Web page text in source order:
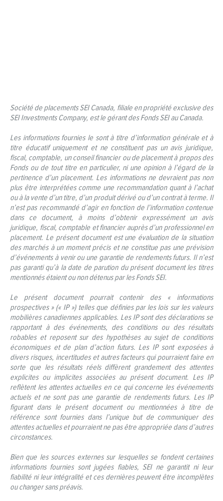
Société de placements SEI Canada, filiale en propriété exclusive des
SEI Investments Company, est le gérant des Fonds SEI au Canada.
Les informations fournies le sont à titre d’information générale et à
titre éducatif uniquement et ne constituent pas un avis juridique,
fiscal, comptable, un conseil financier ou de placement à propos des
Fonds ou de tout titre en particulier, ni une opinion à l’égard de la
pertinence d’un placement. Les informations ne devraient pas non
plus être interprétées comme une recommandation quant à l’achat
ou à la vente d’un titre, d’un produit dérivé ou d’un contrat à terme. Il
n’est pas recommandé d’agir en fonction de l’information contenue
dans ce document, à moins d’obtenir expressément un avis
juridique, fiscal, comptable et financier auprès d’un professionnel en
placement. Le présent document est une évaluation de la situation
des marchés à un moment précis et ne constitue pas une prévision
d’événements à venir ou une garantie de rendements futurs. Il n’est
pas garanti qu’à la date de parution du présent document les titres
mentionnés étaient ou non détenus par les Fonds SEI.
Le présent document pourrait contenir des « informations
prospectives » (« IP ») telles que définies par les lois sur les valeurs
mobilières canadiennes applicables. Les IP sont des déclarations se
rapportant à des événements, des conditions ou des résultats
robables et reposent sur des hypothèses au sujet de conditions
économiques et de plan d’action futurs. Les IP sont exposées à
divers risques, incertitudes et autres facteurs qui pourraient faire en
sorte que les résultats réels diffèrent grandement des attentes
explicites ou implicites associées au présent document. Les IP
reflètent les attentes actuelles en ce qui concerne les événements
actuels et ne sont pas une garantie de rendements futurs. Les IP
figurant dans le présent document ou mentionnées à titre de
référence sont fournies dans l’unique but de communiquer des
attentes actuelles et pourraient ne pas être appropriée dans d’autres
circonstances.
Bien que les sources externes sur lesquelles se fondent certaines
informations fournies sont jugées fiables, SEI ne garantit ni leur
fiabilité ni leur intégralité et ces dernières peuvent être incomplètes
ou changer sans préavis.